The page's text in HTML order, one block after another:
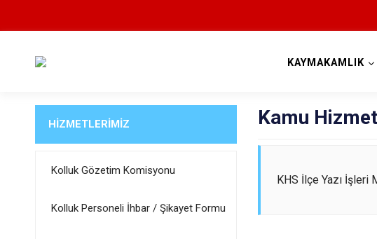
KAYMAKAMLIK
HİZMETLERİMİZ
Kolluk Gözetim Komisyonu
Kolluk Personeli İhbar / Şikayet Formu
Kamu
KHS İlçe Yazı İşleri